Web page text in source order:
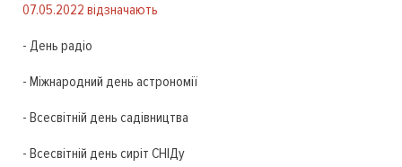
07.05.2022 відзначають
- День радіо
- Міжнародний день астрономії
- Всесвітній день садівництва
- Всесвітній день сиріт СНІДу